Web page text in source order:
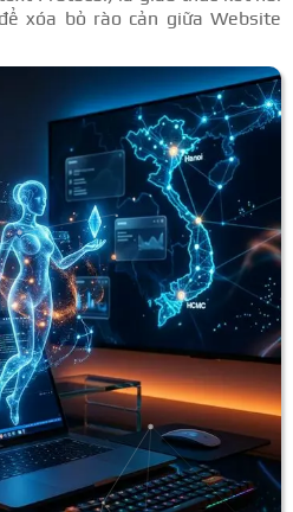
xóa bỏ rào cản giữa Website